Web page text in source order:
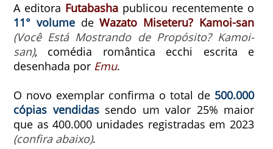
A editora Futabasha publicou recentemente o
11° volumedeWazato Miseteru? Kamoi-san
(Você Está Mostrando de Propósito? Kamoi-
san), comédia romântica ecchi escrita e
desenhada por Emu.
O novo exemplar confirma o total de 500.000
cópias vendidassendo um valor 25% maior
que as 400.000 unidades registradas em 2023
(confira abaixo).